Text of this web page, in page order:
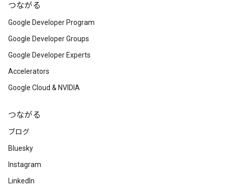
つながる
Google Developer Program
Google Developer Groups
Google Developer Experts
Accelerators
Google Cloud & NVIDIA
つながる
ブログ
Bluesky
Instagram
LinkedIn